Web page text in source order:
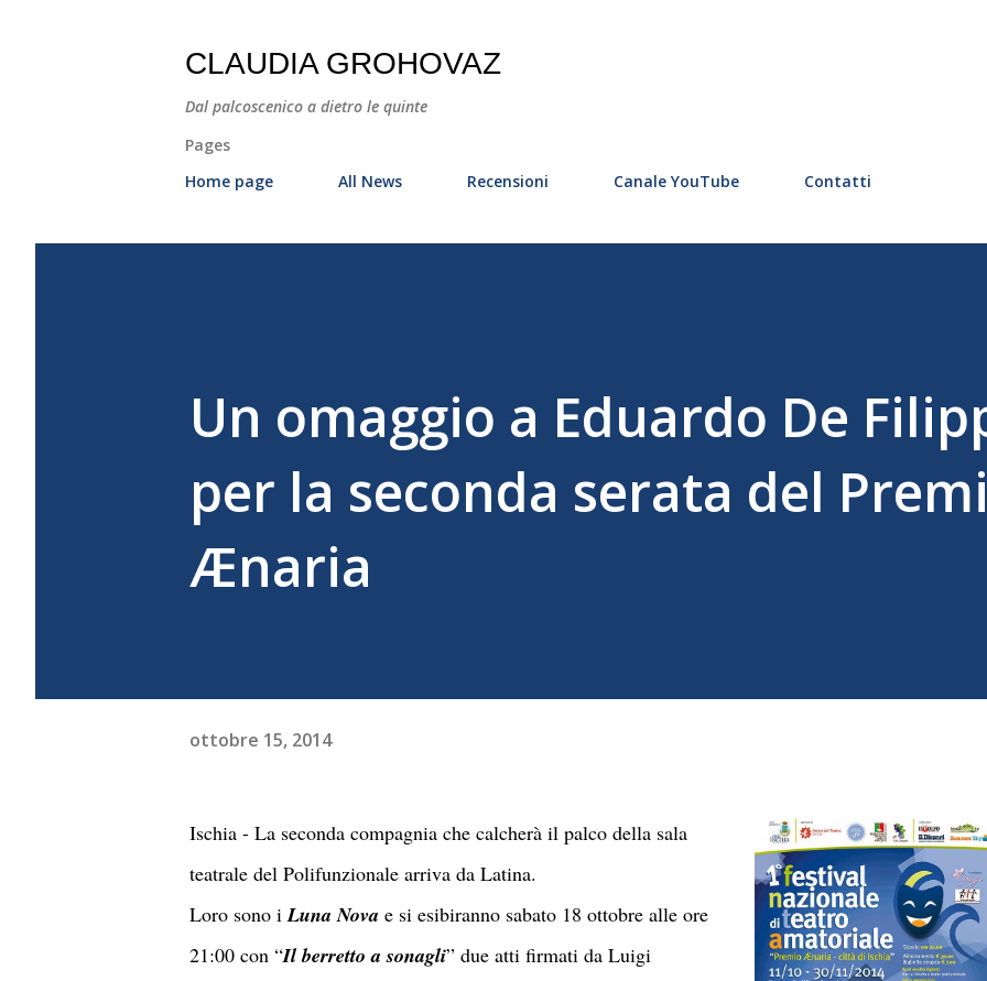
CLAUDIA GROHOVAZ
Dal palcoscenico a dietro le quinte
Pages
Home page
All News Recensioni Canale YouTube Contatti
Un omaggio a Eduardo De
per la seconda serata del
Ænaria
ottobre 15, 2014
Ischia - La seconda compagnia che calcherà il palco della sala
teatrale del Polifunzionale arriva da Latina.
Loro sono iLuna Nova e si esibiranno sabato 18 ottobre alle ore
21:00 con “Il berretto a sonagli” due atti firmati da Luigi